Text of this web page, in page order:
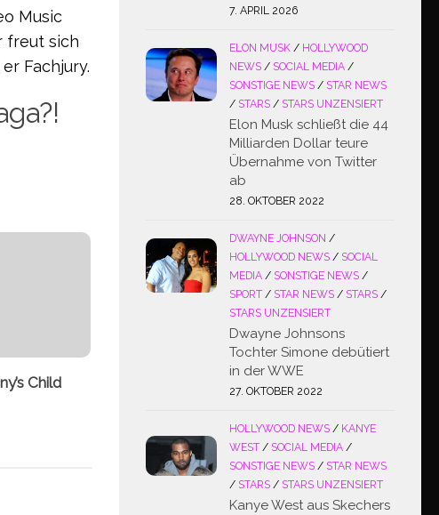
Music
freut sich
Fachjury.
Child
7. APRIL 2026
ELON MUSK / HOLLYWOOD
NEWS / SOCIAL MEDIA /
SONSTIGE NEWS / STAR NEWS
/ STARS / STARS UNZENSIERT
Elon Musk schließt die 44
Milliarden Dollar teure
Übernahme von Twitter
ab
28. OKTOBER 2022
DWAYNE JOHNSON /
HOLLYWOOD NEWS / SOCIAL
MEDIA / SONSTIGE NEWS /
SPORT / STAR NEWS / STARS /
STARS UNZENSIERT
Dwayne Johnsons
Tochter Simone debütiert
in der WWE
27. OKTOBER 2022
HOLLYWOOD NEWS / KANYE
WEST / SOCIAL MEDIA /
SONSTIGE NEWS / STAR NEWS
/ STARS / STARS UNZENSIERT
Kanye West aus Skechers